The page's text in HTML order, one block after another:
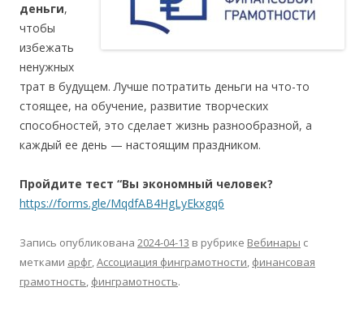
деньги,
чтобы
избежать
ненужных
трат в будущем. Лучше потратить деньги на что-то
стоящее, на обучение, развитие творческих
способностей, это сделает жизнь разнообразной, а
каждый ее день — настоящим праздником.
Пройдите тест “Вы экономный человек?
https://forms.gle/MqdfAB4HgLyEkxgq6
Запись опубликована 2024-04-13 в рубрике Вебинары с
метками арфг,Ассоциация финграмотности, финансовая
грамотность, финграмотность.